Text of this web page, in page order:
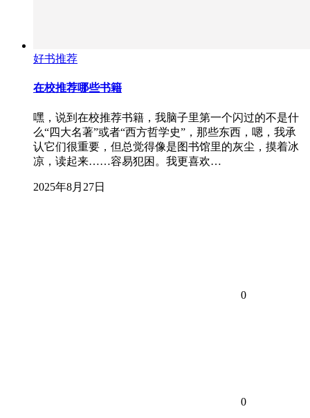
好书推荐
在校推荐哪些书籍
嘿，说到在校推荐书籍，我脑子里第一个闪过的不是什
么“四大名著”或者“西方哲学史”，那些东西，嗯，我承
认它们很重要，但总觉得像是图书馆里的灰尘，摸着冰
凉，读起来……容易犯困。我更喜欢…
2025年8月27日
0
0